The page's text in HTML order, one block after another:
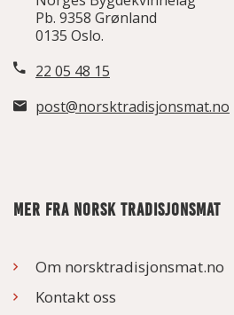
Pb. 9358 Grønland
0135 Oslo.
22 05 48 15
post@norsktradisjonsmat.no
MER FRA NORSK TRADISJONSMAT
Om norsktradisjonsmat.no
Kontakt oss